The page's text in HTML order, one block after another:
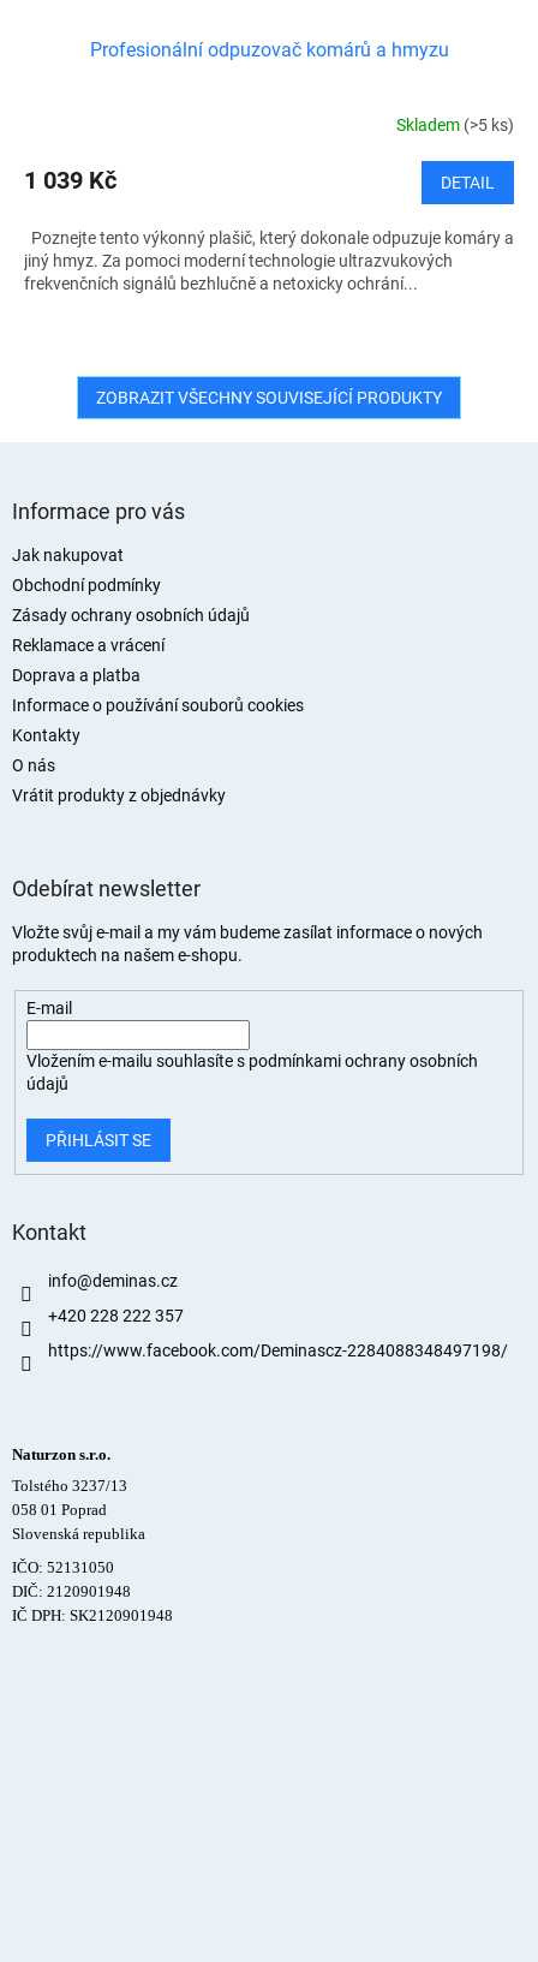
Profesionální odpuzovač komárů a hmyzu
Skladem (>5 ks)
1 039 Kč DETAIL
Poznejte tento výkonný plašič, který dokonale odpuzuje komáry a
jiný hmyz. Za pomoci moderní technologie ultrazvukových
frekvenčních signálů bezhlučně a netoxicky ochrání...
ZOBRAZIT VŠECHNY SOUVISEJÍCÍ PRODUKTY
Informace pro vás
Jak nakupovat
Obchodní podmínky
Zásady ochrany osobních údajů
Reklamace a vrácení
Doprava a platba
Informace o používání souborů cookies
Kontakty
O nás
Vrátit produkty z objednávky
Odebírat newsletter
Vložte svůj e-mail a my vám budeme zasílat informace o nových
produktech na našem e-shopu.
E-mail
Vložením e-mailu souhlasíte s podmínkami ochrany osobních
údajů
PŘIHLÁSIT SE
Kontakt
info@deminas.cz
+420 228 222 357
https://www.facebook.com/Deminascz-2284088348497198/
Naturzon s.r.o.
Tolstého 3237/13
058 01 Poprad
Slovenská republika
IČO: 52131050
DIČ: 2120901948
IČ DPH: SK2120901948